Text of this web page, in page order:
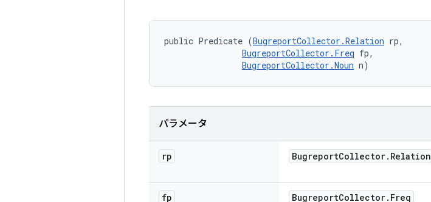
public Predicate (BugreportCollector.Relation rp,
BugreportCollector.Freq fp,
BugreportCollector.Noun n)
パラメータ
rp BugreportCollector. Relation
fp BugreportCollector. Freq